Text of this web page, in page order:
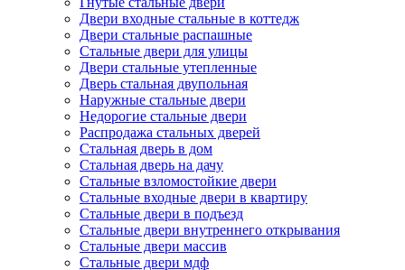
Двери входные стальные в коттедж
Двери стальные распашные
Стальные двери для улицы
Двери стальные утепленные
Дверь стальная двупольная
Наружные стальные двери
Недорогие стальные двери
Распродажа стальных дверей
Стальная дверь в дом
Стальная дверь на дачу
Стальные взломостойкие двери
Стальные входные двери в квартиру
Стальные двери в подъезд
Стальные двери внутреннего открывания
Стальные двери массив
Стальные двери мдф